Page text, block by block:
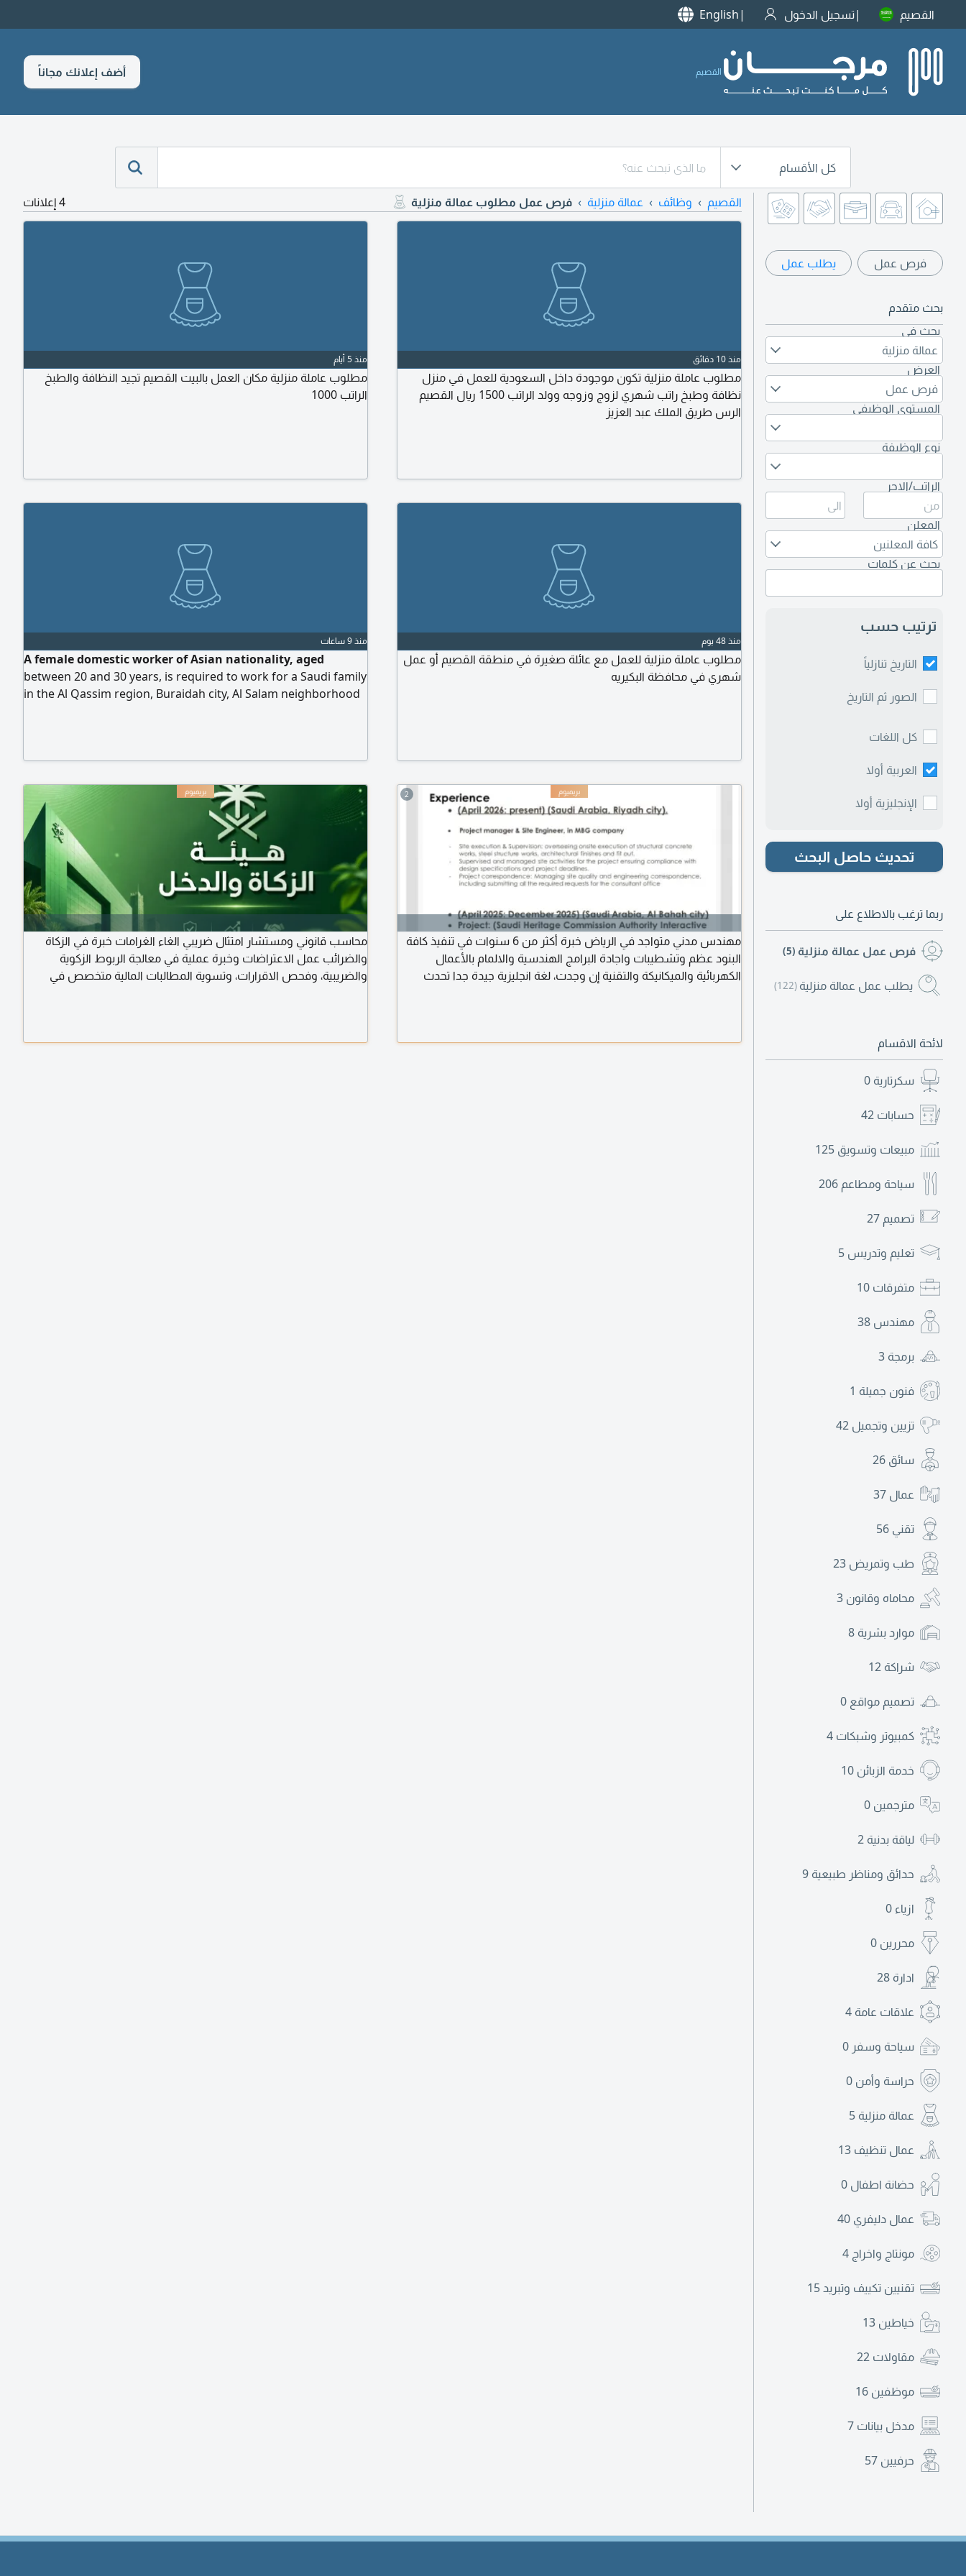
القصيم تسجيل الدخول English
القصيم أضف إعلانك مجاناً
كل الأقسام
فرص عمل يطلب عمل
بحث متقدم
بحث في
عمالة منزلية
العرض
فرص عمل
المستوى الوظيفي
نوع الوظيفة
الراتب/الاجر
المعلن
كافة المعلنين
بحث عن كلمات
ترتيب حسب
التاريخ تنازلياً
الصور ثم التاريخ
كل اللغات
العربية أولا
الإنجليزية أولا
تحديث حاصل البحث
ربما ترغب بالاطلاع على
فرص عمل عمالة منزلية (5)
يطلب عمل عمالة منزلية (122)
لائحة الاقسام
سكرتارية 0
حسابات 42
مبيعات وتسويق 125
سياحة ومطاعم 206
تصميم 27
تعليم وتدريس 5
متفرقات 10
مهندس 38
برمجة 3
فنون جميلة 1
تزيين وتجميل 42
سائق 26
عمال 37
تقني 56
طب وتمريض 23
محاماه وقانون 3
موارد بشرية 8
شراكة 12
تصميم مواقع 0
كمبيوتر وشبكات 4
خدمة الزبائن 10
مترجمين 0
لياقة بدنية 2
حدائق ومناظر طبيعية 9
ازياء 0
محررين 0
ادارة 28
علاقات عامة 4
سياحة وسفر 0
حراسة وأمن 0
عمالة منزلية 5
عمال تنظيف 13
حضانة اطفال 0
عمال دليفري 40
مونتاج واخراج 4
تقنيين تكييف وتبريد15
خياطين 13
مقاولات 22
موظفين 16
مدخل بيانات 7
حرفيين 57
القصيم وظائف عمالة منزلية فرص عمل مطلوب عمالة منزلية 4 إعلانات
منذ 10 دقائق
مطلوب عاملة منزلية تكون موجودة داخل السعودية للعمل في منزل
نظافة وطبخ راتب شهري لزوج وزوجه وولد الراتب 1500 ريال القصيم
الرس طريق الملك عبد العزيز
منذ 5 أيام
مطلوب عاملة منزلية مكان العمل بالبيت القصيم تجيد النظافة والطبخ
الراتب 1000
منذ 48 يوم
مطلوب عاملة منزلية للعمل مع عائلة صغيرة في منطقة القصيم أو عمل
شهري في محافظة البكيريه
منذ 9 ساعات
A female domestic worker of Asian nationality, aged
between 20 and 30 years, is required to work for a Saudi family
in the Al Qassim region, Buraidah city, Al Salam neighborhood
2
مهندس مدني متواجد في الرياض خبرة أكثر من 6 سنوات في تنفيذ كافة
البنود عظم وتشطيبات واجادة البرامج الهندسية والالمام بالأعمال
الكهربائية والميكانيكة والتقنية إن وجدت، لغة انجليزية جيدة جدا تحدث
محاسب قانوني ومستشار امتثال ضريبي الغاء الغرامات خبرة في الزكاة
والضرائب عمل الاعتراضات وخبرة عملية في معالجة الربوط الزكوية
والضريبية، وفحص الاقرارات، وتسوية المطالبات المالية متخصص في
قانونية نظامية